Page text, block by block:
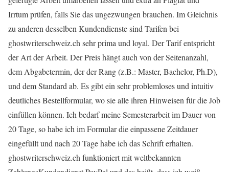
Irrtum prüfen, falls Sie das ungezwungen brauchen. Im Gleichnis
zu anderen desselben Kundendienste sind Tarifen bei
ghostwriterschweiz.ch sehr prima und loyal. Der Tarif entspricht
der Art der Arbeit. Der Preis hängt auch von der Seitenanzahl,
dem Abgabetermin, der der Rang (z.B.: Master, Bachelor, Ph.D),
und dem Standard ab. Es gibt ein sehr problemloses und intuitiv
deutliches Bestellformular, wo sie alle ihren Hinweisen für die Job
einfüllen können. Ich bedarf meine Semesterarbeit im Dauer von
20 Tage, so habe ich im Formular die einpassene Zeitdauer
eingefüllt und nach 20 Tage habe ich das Schrift erhalten.
ghostwriterschweiz.ch funktioniert mit weltbekannten